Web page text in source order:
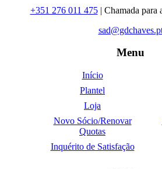
+351 276 011 475| Chamada para
Menu
Início
Plantel
Loja
Novo Sócio/Renovar
Quotas
Inquérito de Satisfação